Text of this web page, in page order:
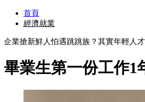
首頁
經濟就業
企業搶新鮮人怕遇跳跳族？其實年輕人
畢業生第一份工作1